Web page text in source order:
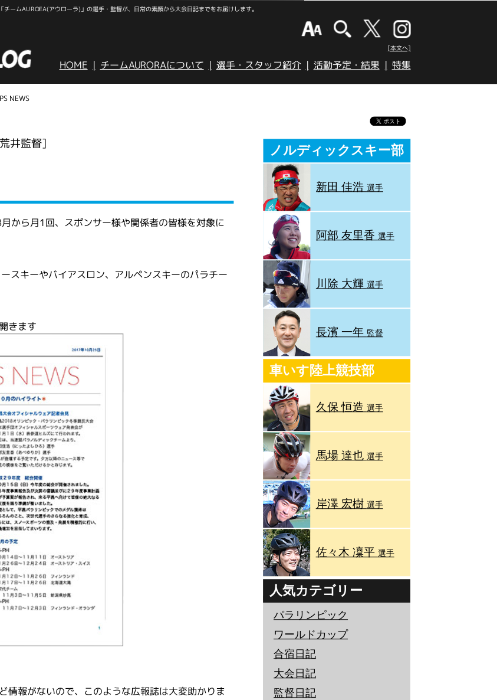
ームAUROEA(アウローラ)」の選手・監督が、日常の素顔から大会日記までをお届けします。
[本文へ]
HOME チームAURORAについて 選手・スタッフ紹介 活動予定・結果 特集
NEWS
井監督]
から月1回、スポンサー様や関係者の皆様を対象に
スキーやバイアスロン、アルペンスキーのパラチー
きます
情報がないので、このような広報誌は大変助かりま
ノルディックスキー部
新田 佳浩 選手
阿部 友里香 選手
川除 大輝 選手
長濱 一年 監督
車いす陸上競技部
久保 恒造 選手
馬場 達也 選手
岸澤 宏樹 選手
佐々木 凜平 選手
人気カテゴリー
パラリンピック
ワールドカップ
合宿日記
大会日記
監督日記